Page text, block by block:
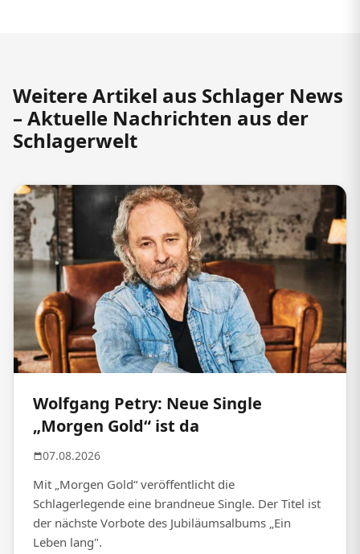
Weitere Artikel aus Schlager News
– Aktuelle Nachrichten aus der
Schlagerwelt
Wolfgang Petry: Neue Single
„Morgen Gold“ ist da
07.08.2026
Mit „Morgen Gold“ veröffentlicht die
Schlagerlegende eine brandneue Single. Der Titel ist
der nächste Vorbote des Jubiläumsalbums „Ein
Leben lang".